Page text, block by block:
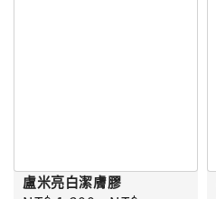
盧米亮白潔膚膠